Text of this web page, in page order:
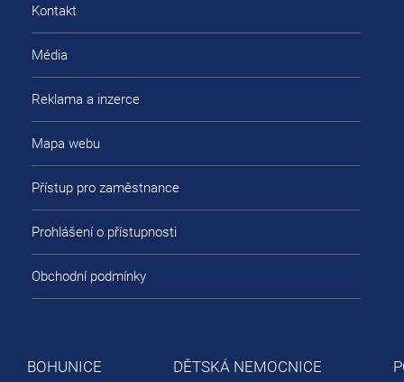
Kontakt
Média
Reklama a inzerce
Mapa webu
Přístup pro zaměstnance
Prohlášení o přístupnosti
Obchodní podmínky
BOHUNICE DĚTSKÁ NEMOCNICE